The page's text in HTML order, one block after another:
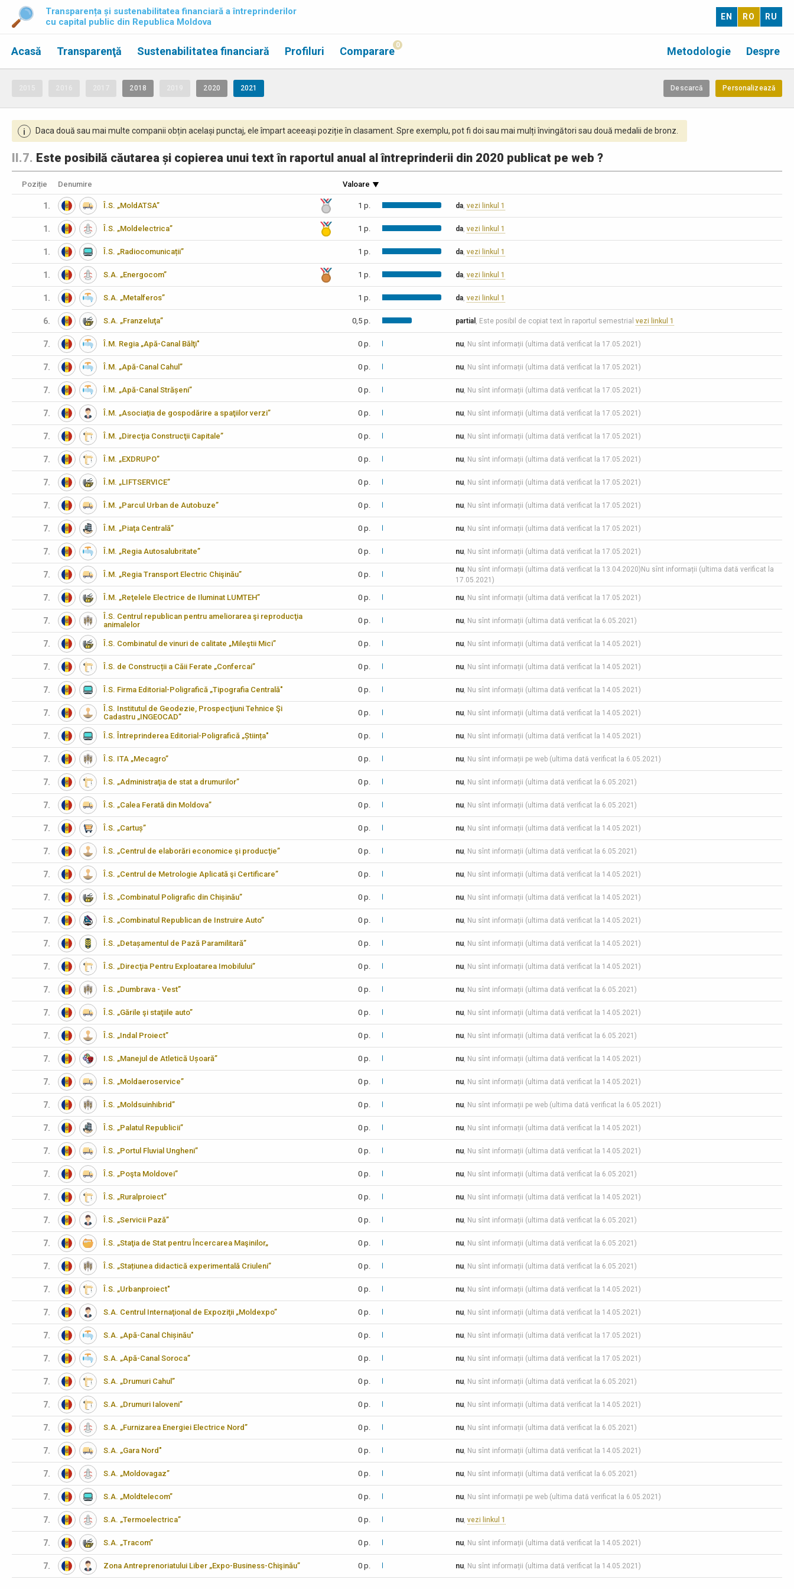
Transparența și sustenabilitatea financiară a întreprinderilor
cu capital public din Republica Moldova
EN RO RU
Acasă Transparenţă Despre
Metodologie
Sustenabilitatea financiară Profiluri Comparare 0
2018 2020 2021 Personalizează
Descarcă
i Daca două sau mai multe companii obțin același punctaj, ele împart aceeași poziție în clasament. Spre exemplu, pot fi doi sau mai mulți învingători sau două medalii de bronz.
II.7. Este posibilă căutarea și copierea unui text în raportul anual al întreprinderii din 2020 publicat pe web ?
Poziție Denumire Valoare
1. Î.S. „MoldATSA” 1 p. da, vezi linkul 1
1. Î.S. „Moldelectrica” 1 p. da, vezi linkul 1
1. Î.S. „Radiocomunicații” 1 p. da, vezi linkul 1
1. S.A. „Energocom” 1 p. da, vezi linkul 1
1. S.A. „Metalferos” 1 p. da, vezi linkul 1
6. S.A. „Franzeluţa” 0,5 p. partial , Este posibil de copiat text în raportul semestrial vezi linkul 1
7. Î.M. Regia „Apă-Canal Bălţi" 0 p. nu, Nu sînt informații (ultima dată verificat la 17.05.2021)
7. Î.M. „Apă-Canal Cahul” 0 p. nu, Nu sînt informații (ultima dată verificat la 17.05.2021)
7. Î.M. „Apă-Canal Strășeni” 0 p. nu, Nu sînt informații (ultima dată verificat la 17.05.2021)
7. Î.M. „Asociaţia de gospodărire a spaţiilor verzi” 0 p. nu, Nu sînt informații (ultima dată verificat la 17.05.2021)
7. Î.M. „Direcţia Construcţii Capitale” 0 p. nu, Nu sînt informații (ultima dată verificat la 17.05.2021)
7. Î.M. „EXDRUPO” 0 p. nu, Nu sînt informații (ultima dată verificat la 17.05.2021)
7. Î.M. „LIFTSERVICE” 0 p. nu, Nu sînt informații (ultima dată verificat la 17.05.2021)
7. Î.M. „Parcul Urban de Autobuze” 0 p. nu, Nu sînt informații (ultima dată verificat la 17.05.2021)
7. Î.M. „Piaţa Centrală” 0 p. nu, Nu sînt informații (ultima dată verificat la 17.05.2021)
7. Î.M. „Regia Autosalubritate” 0 p. nu, Nu sînt informații (ultima dată verificat la 17.05.2021)
7. Î.M. „Regia Transport Electric Chişinău” 0 p.
nu, Nu sînt informații (ultima dată verificat la 13.04.2020)Nu sînt informații (ultima dată verificat la
17.05.2021)
7. Î.M. „Reţelele Electrice de Iluminat LUMTEH” 0 p. nu, Nu sînt informații (ultima dată verificat la 17.05.2021)
7.
Î.S. Centrul republican pentru ameliorarea şi reproducţia
animalelor
0 p. nu, Nu sînt informații (ultima dată verificat la 6.05.2021)
7. Î.S. Combinatul de vinuri de calitate „Mileştii Mici” 0 p. nu, Nu sînt informații (ultima dată verificat la 14.05.2021)
7. Î.S. de Construcții a Căii Ferate „Confercai” 0 p. nu, Nu sînt informații (ultima dată verificat la 14.05.2021)
7. Î.S. Firma Editorial-Poligrafică „Tipografia Centrală" 0 p. nu, Nu sînt informații (ultima dată verificat la 14.05.2021)
7.
Î.S. Institutul de Geodezie, Prospecţiuni Tehnice Şi
Cadastru „INGEOCAD”
0 p. nu, Nu sînt informații (ultima dată verificat la 14.05.2021)
7. Î.S. Întreprinderea Editorial-Poligrafică „Știința" 0 p. nu, Nu sînt informații (ultima dată verificat la 14.05.2021)
7. Î.S. ITA „Mecagro” 0 p. nu, Nu sînt informații pe web (ultima dată verificat la 6.05.2021)
7. Î.S. „Administraţia de stat a drumurilor” 0 p. nu, Nu sînt informații (ultima dată verificat la 6.05.2021)
7. Î.S. „Calea Ferată din Moldova” 0 p. nu, Nu sînt informații (ultima dată verificat la 6.05.2021)
7. Î.S. „Cartuș” 0 p. nu, Nu sînt informații (ultima dată verificat la 14.05.2021)
7. Î.S. „Centrul de elaborări economice şi producţie” 0 p. nu, Nu sînt informații (ultima dată verificat la 6.05.2021)
7. Î.S. „Centrul de Metrologie Aplicată şi Certificare” 0 p. nu, Nu sînt informații (ultima dată verificat la 14.05.2021)
7. Î.S. „Combinatul Poligrafic din Chișinău” 0 p. nu, Nu sînt informații (ultima dată verificat la 14.05.2021)
7. Î.S. „Combinatul Republican de Instruire Auto” 0 p. nu, Nu sînt informații (ultima dată verificat la 14.05.2021)
7. Î.S. „Detașamentul de Pază Paramilitară” 0 p. nu, Nu sînt informații (ultima dată verificat la 14.05.2021)
7. Î.S. „Direcţia Pentru Exploatarea Imobilului” 0 p. nu, Nu sînt informații (ultima dată verificat la 14.05.2021)
7. Î.S. „Dumbrava - Vest” 0 p. nu, Nu sînt informații (ultima dată verificat la 6.05.2021)
7. Î.S. „Gările şi staţiile auto” 0 p. nu, Nu sînt informații (ultima dată verificat la 14.05.2021)
7. Î.S. „Indal Proiect” 0 p. nu, Nu sînt informații (ultima dată verificat la 6.05.2021)
7. I.S. „Manejul de Atletică Ușoară” 0 p. nu, Nu sînt informații (ultima dată verificat la 14.05.2021)
7. Î.S. „Moldaeroservice” 0 p. nu, Nu sînt informații (ultima dată verificat la 14.05.2021)
7. Î.S. „Moldsuinhibrid” 0 p. nu, Nu sînt informații pe web (ultima dată verificat la 6.05.2021)
7. Î.S. „Palatul Republicii” 0 p. nu, Nu sînt informații (ultima dată verificat la 14.05.2021)
7. Î.S. „Portul Fluvial Ungheni” 0 p. nu, Nu sînt informații (ultima dată verificat la 14.05.2021)
7. Î.S. „Poşta Moldovei” 0 p. nu, Nu sînt informații (ultima dată verificat la 6.05.2021)
7. Î.S. „Ruralproiect” 0 p. nu, Nu sînt informații (ultima dată verificat la 14.05.2021)
7. Î.S. „Servicii Pază” 0 p. nu, Nu sînt informații (ultima dată verificat la 6.05.2021)
7. Î.S. „Staţia de Stat pentru Încercarea Maşinilor„ 0 p. nu, Nu sînt informații (ultima dată verificat la 6.05.2021)
7. Î.S. „Stațiunea didactică experimentală Criuleni” 0 p. nu, Nu sînt informații (ultima dată verificat la 6.05.2021)
7. Î.S. „Urbanproiect" 0 p. nu, Nu sînt informații (ultima dată verificat la 14.05.2021)
7. S.A. Centrul Internaţional de Expoziţii „Moldexpo” 0 p. nu, Nu sînt informații (ultima dată verificat la 14.05.2021)
7. S.A. „Apă-Canal Chișinău" 0 p. nu, Nu sînt informații (ultima dată verificat la 17.05.2021)
7. S.A. „Apă-Canal Soroca” 0 p. nu, Nu sînt informații (ultima dată verificat la 17.05.2021)
7. S.A. „Drumuri Cahul” 0 p. nu, Nu sînt informații (ultima dată verificat la 6.05.2021)
7. S.A. „Drumuri Ialoveni” 0 p. nu, Nu sînt informații (ultima dată verificat la 14.05.2021)
7. S.A. „Furnizarea Energiei Electrice Nord” 0 p. nu, Nu sînt informații (ultima dată verificat la 6.05.2021)
7. S.A. „Gara Nord" 0 p. nu, Nu sînt informații (ultima dată verificat la 14.05.2021)
7. S.A. „Moldovagaz” 0 p. nu, Nu sînt informații (ultima dată verificat la 6.05.2021)
7. S.A. „Moldtelecom” 0 p. nu, Nu sînt informații pe web (ultima dată verificat la 6.05.2021)
7. S.A. „Termoelectrica” 0 p. nu, vezi linkul 1
7. S.A. „Tracom” 0 p. nu, Nu sînt informații (ultima dată verificat la 14.05.2021)
7. Zona Antreprenoriatului Liber „Expo-Business-Chişinău” 0 p. nu, Nu sînt informații (ultima dată verificat la 14.05.2021)